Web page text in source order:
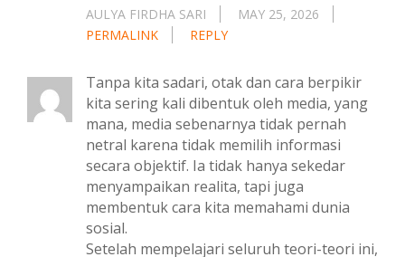
AULYA FIRDHA SARI
MAY 25, 2026
PERMALINK
REPLY
Tanpa kita sadari, otak dan cara berpikir
kita sering kali dibentuk oleh media, yang
mana, media sebenarnya tidak pernah
netral karena tidak memilih informasi
secara objektif. Ia tidak hanya sekedar
menyampaikan realita, tapi juga
membentuk cara kita memahami dunia
sosial.
Setelah mempelajari seluruh teori-teori ini,